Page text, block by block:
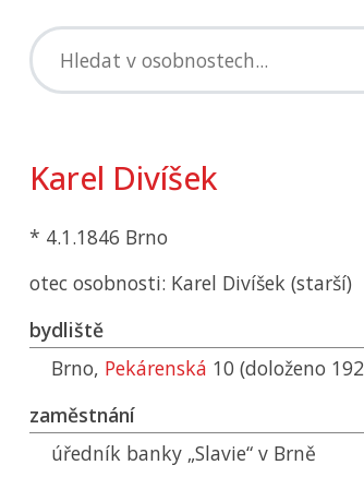
Karel Divíšek
* 4.1.1846 Brno
otec osobnosti: Karel Divíšek (starší)
bydliště
Brno, Pekárenská 10 (doloženo
zaměstnání
úředník banky „Slavie“ v Brně